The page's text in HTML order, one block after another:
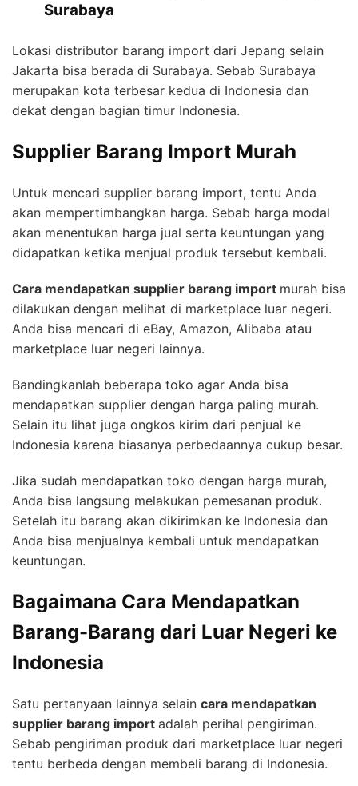
Surabaya
Lokasi distributor barang import dari Jepang selain
Jakarta bisa berada di Surabaya. Sebab Surabaya
merupakan kota terbesar kedua di Indonesia dan
dekat dengan bagian timur Indonesia.
Supplier Barang Import Murah
Untuk mencari supplier barang import, tentu Anda
akan mempertimbangkan harga. Sebab harga modal
akan menentukan harga jual serta keuntungan yang
didapatkan ketika menjual produk tersebut kembali.
Cara mendapatkan supplier barang import murah bisa
dilakukan dengan melihat di marketplace luar negeri.
Anda bisa mencari di eBay, Amazon, Alibaba atau
marketplace luar negeri lainnya.
Bandingkanlah beberapa toko agar Anda bisa
mendapatkan supplier dengan harga paling murah.
Selain itu lihat juga ongkos kirim dari penjual ke
Indonesia karena biasanya perbedaannya cukup besar.
Jika sudah mendapatkan toko dengan harga murah,
Anda bisa langsung melakukan pemesanan produk.
Setelah itu barang akan dikirimkan ke Indonesia dan
Anda bisa menjualnya kembali untuk mendapatkan
keuntungan.
Bagaimana Cara Mendapatkan
Barang-Barang dari Luar Negeri ke
Indonesia
Satu pertanyaan lainnya selain cara mendapatkan
supplier barang import adalah perihal pengiriman.
Sebab pengiriman produk dari marketplace luar negeri
tentu berbeda dengan membeli barang di Indonesia.